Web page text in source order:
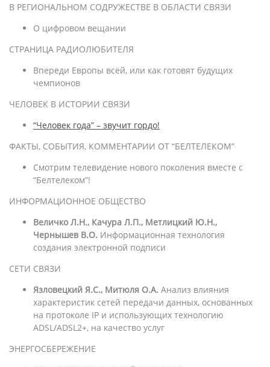
В РЕГИОНАЛЬНОМ СОДРУЖЕСТВЕ В ОБЛАСТИ СВЯЗИ
О цифровом вещании
СТРАНИЦА РАДИОЛЮБИТЕЛЯ
Впереди Европы всей, или как готовят будущих
чемпионов
ЧЕЛОВЕК В ИСТОРИИ СВЯЗИ
“Человек года” – звучит гордо!
ФАКТЫ, СОБЫТИЯ, КОММЕНТАРИИ ОТ “БЕЛТЕЛЕКОМ”
Смотрим телевидение нового поколения вместе с
“Белтелеком”!
ИНФОРМАЦИОННОЕ ОБЩЕСТВО
Величко Л.Н., Качура Л.П., Метлицкий Ю.Н.,
Чернышев В.О. Информационная технология
создания электронной подписи
СЕТИ СВЯЗИ
Язловецкий Я.С., Митюля О.А. Анализ влияния
характеристик сетей передачи данных, основанных
на протоколе IP и использующих технологию
ADSL/ADSL2+, на качество услуг
ЭНЕРГОСБЕРЕЖЕНИЕ